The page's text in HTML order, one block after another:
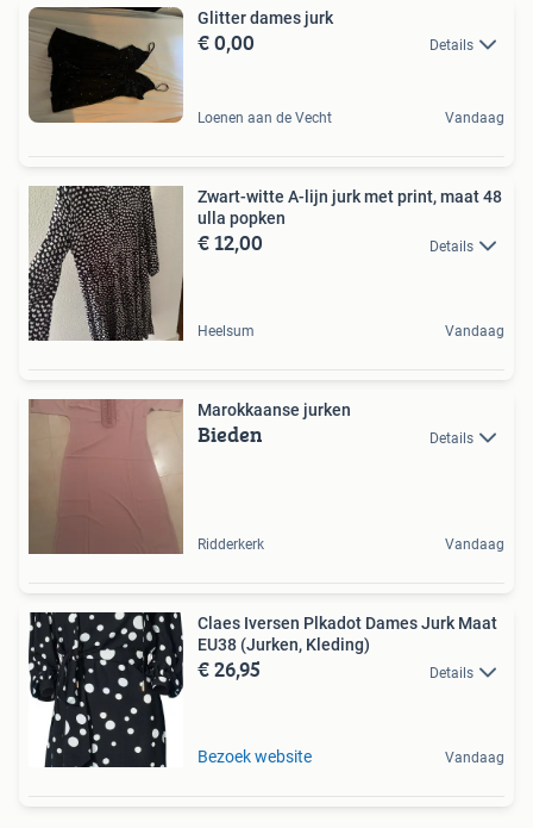
Glitter dames jurk
€ 0,00 Details
Loenen aan de Vecht Vandaag
Zwart-witte A-lijn jurk met print, maat 48
ulla popken
€ 12,00 Details
Heelsum Vandaag
Marokkaanse jurken
Bieden Details
Ridderkerk Vandaag
Claes Iversen Plkadot Dames Jurk Maat
EU38 (Jurken, Kleding)
€ 26,95 Details
Bezoek website Vandaag